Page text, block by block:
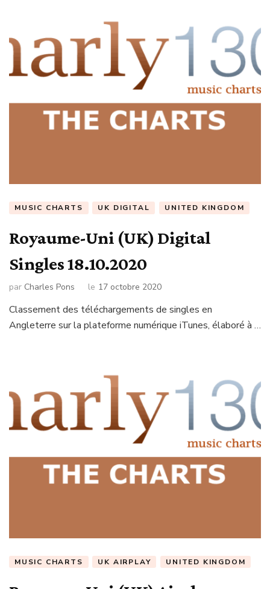
MUSIC CHARTS UK DIGITAL UNITED KINGDOM
Royaume-Uni (UK) Digital
Singles 18.10.2020
par Charles Pons le 17 octobre 2020
Classement des téléchargements de singles en
Angleterre sur la plateforme numérique iTunes, élaboré à …
MUSIC CHARTS UK AIRPLAY UNITED KINGDOM